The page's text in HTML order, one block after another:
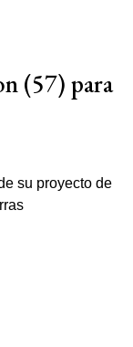
(57) para